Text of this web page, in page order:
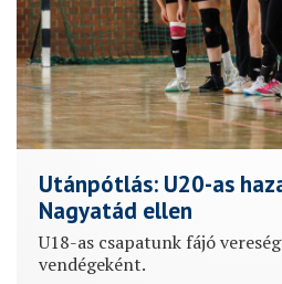
Utánpótlás: U20-as
Nagyatád ellen
U18-as csapatunk fájó
vendégeként.